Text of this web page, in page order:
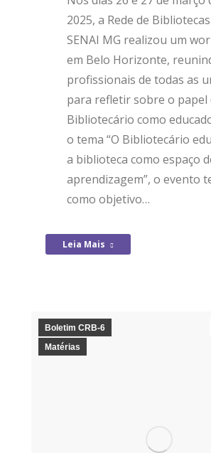
2025, a Rede de Bibliotecas
SENAI MG realizou um
em Belo Horizonte,
profissionais de todas as
para refletir sobre o papel
Bibliotecário como
o tema “O Bibliotecário
a biblioteca como espaço
aprendizagem”, o evento
como objetivo…
Leia Mais
Boletim CRB-6
Matérias